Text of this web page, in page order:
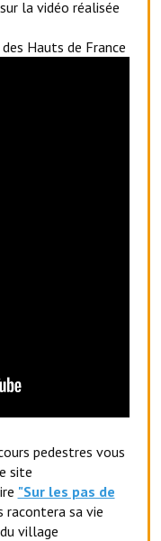
la vidéo réalisée
Hauts de France
pedestres vous
site
"Sur les pas de
racontera sa vie
village